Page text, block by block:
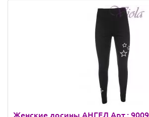
Женские лосины АНГЕЛ Арт.: